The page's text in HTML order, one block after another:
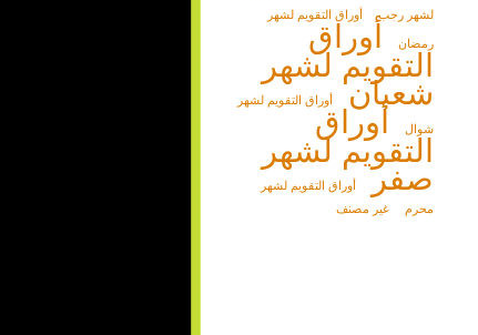
لشهر رجب
أوراق التقويم لشهر
رمضان أوراق
التقويم لشهر
شعبان أوراق التقويم لشهر
شوال أوراق
التقويم لشهر
صفر
أوراق التقويم لشهر
محرم
غير مصنف